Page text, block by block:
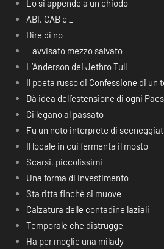
Lo si appende a un chiodo
ABI, CAB e _
Dire di no
_ avvisato mezzo salvato
L’Anderson dei Jethro Tull
Il poeta russo di Confessione di un
Dà idea dell’estensione di ogni
Ci legano al passato
Fu un noto interprete di
Il locale in cui fermenta il mosto
Scarsi, piccolissimi
Una forma di investimento
Sta ritta finchè si muove
Calzatura delle contadine laziali
Temporale che distrugge
Ha per moglie una milady